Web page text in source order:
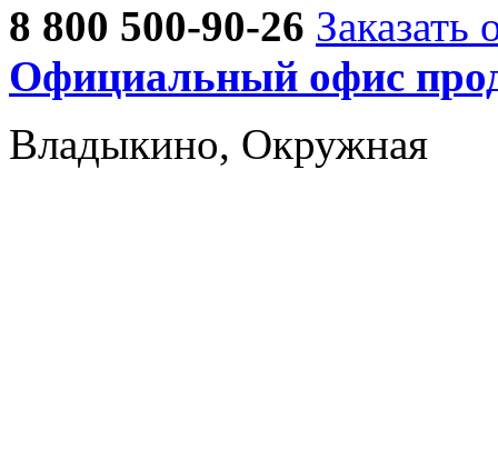
8 800 500-90-26 Заказать
Официальный офис
Владыкино, Окружная